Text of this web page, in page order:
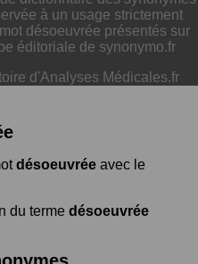
à un usage strictement
désoeuvrée présentés sur
éditoriale de synonymo.fr
d'Analyses Médicales.fr
désoeuvrée avec le
du terme désoeuvrée